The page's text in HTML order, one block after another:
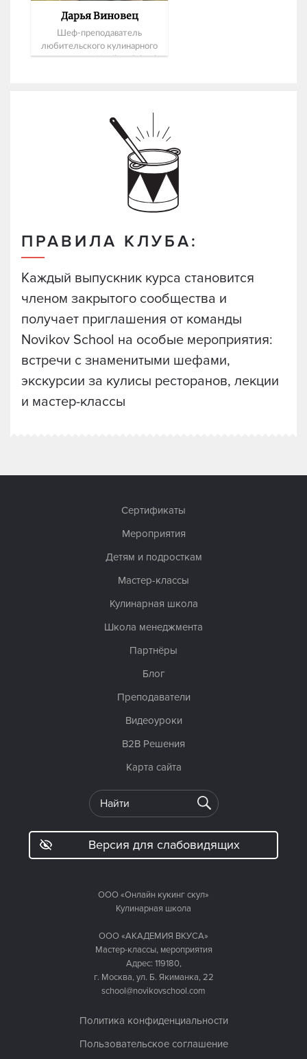
Дарья Виновец
Шеф-преподаватель
любительского кулинарного
направления Novikov School
ПРАВИЛА КЛУБА:
Каждый выпускник курса становится
членом закрытого сообщества и
получает приглашения от команды
Novikov School на особые мероприятия:
встречи с знаменитыми шефами,
экскурсии за кулисы ресторанов, лекции
и мастер-классы
ООО «Онлайн кукинг скул»
Кулинарная школа
ООО «АКАДЕМИЯ ВКУСА»
Мастер-классы, мероприятия
Адрес: 119180,
г. Москва, ул. Б. Якиманка, 22
school@novikovschool.com
Политика конфиденциальности
Пользовательское соглашение
Сертификаты
Мероприятия
Детям и подросткам
Мастер-классы
Кулинарная школа
Школа менеджмента
Партнёры
Блог
Преподаватели
Видеоуроки
B2B Решения
Карта сайта
Версия для слабовидящих